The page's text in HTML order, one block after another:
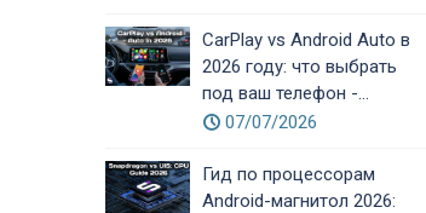
CarPlay vs Android Auto в
2026 году: что выбрать
под ваш телефон -...
07/07/2026
Гид по процессорам
Android-магнитол 2026: